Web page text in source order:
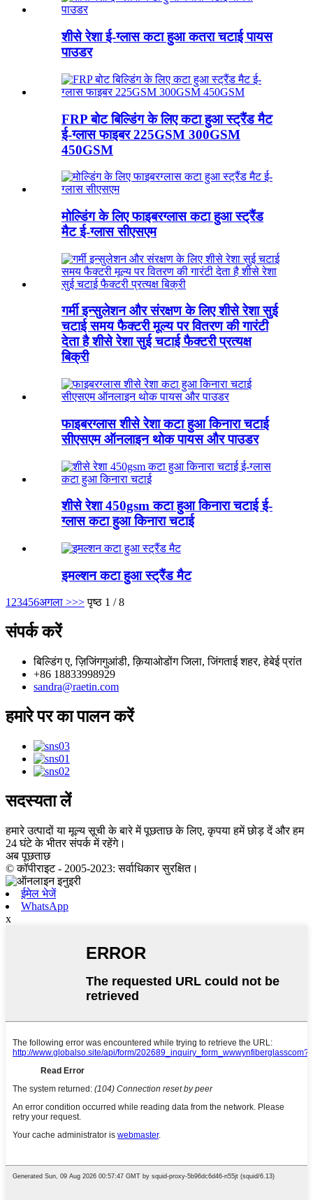
शीसे रेशा ई-ग्लास कटा हुआ कतरा चटाई पायस
पाउडर
FRP बोट बिल्डिंग के लिए कटा हुआ स्ट्रैंड मैट
ई-ग्लास फाइबर 225GSM 300GSM
450GSM
मोल्डिंग के लिए फाइबरग्लास कटा हुआ स्ट्रैंड
मैट ई-ग्लास सीएसएम
गर्मी इन्सुलेशन और संरक्षण के लिए शीसे रेशा सुई
चटाई समय फैक्टरी मूल्य पर वितरण की गारंटी
देता है शीसे रेशा सुई चटाई फैक्टरी प्रत्यक्ष
बिक्री
फाइबरग्लास शीसे रेशा कटा हुआ किनारा चटाई
सीएसएम ऑनलाइन थोक पायस और पाउडर
शीसे रेशा 450gsm कटा हुआ किनारा चटाई ई-
ग्लास कटा हुआ किनारा चटाई
इमल्शन कटा हुआ स्ट्रैंड मैट
123456अगला >>> पृष्ठ 1 / 8
संपर्क करें
बिल्डिंग ए, ज़िजिंगगुआंडी, क़ियाओडोंग जिला, जिंगताई शहर, हेबेई प्रांत
+86 18833998929
sandra@raetin.com
हमारे पर का पालन करें
सदस्यता लें
हमारे उत्पादों या मूल्य सूची के बारे में पूछताछ के लिए, कृपया हमें छोड़ दें और हम
24 घंटे के भीतर संपर्क में रहेंगे।
अब पूछताछ
© कॉपीराइट - 2005-2023: सर्वाधिकार सुरक्षित।
ईमेल भेजें
WhatsApp
x